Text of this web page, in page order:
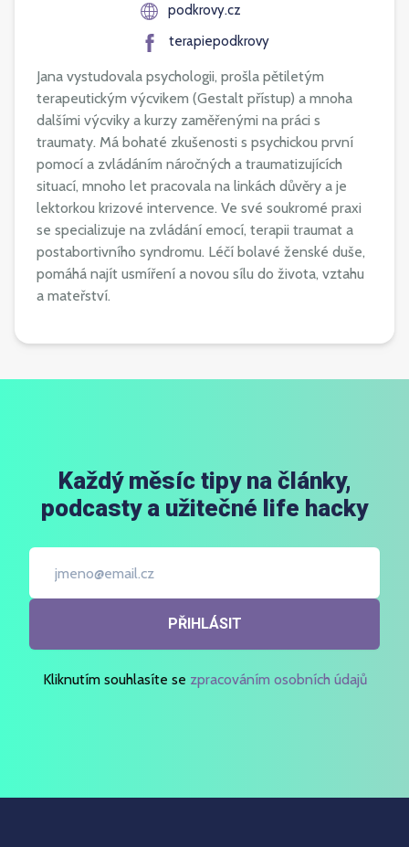
podkrovy.cz
terapiepodkrovy
Jana vystudovala psychologii, prošla pětiletým
terapeutickým výcvikem (Gestalt přístup) a mnoha
dalšími výcviky a kurzy zaměřenými na práci s
traumaty. Má bohaté zkušenosti s psychickou první
pomocí a zvládáním náročných a traumatizujících
situací, mnoho let pracovala na linkách důvěry a je
lektorkou krizové intervence. Ve své soukromé praxi
se specializuje na zvládání emocí, terapii traumat a
postabortivního syndromu. Léčí bolavé ženské duše,
pomáhá najít usmíření a novou sílu do života, vztahu
a mateřství.
Každý měsíc tipy na články,
podcasty a užitečné life hacky
PŘIHLÁSIT
Kliknutím souhlasíte se zpracováním osobních údajů